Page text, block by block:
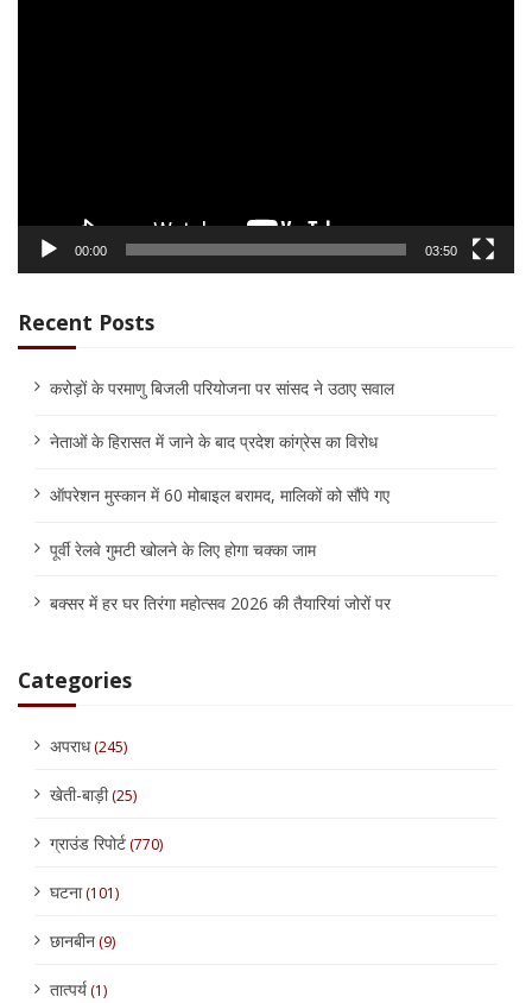
00:00 03:50
Recent Posts
करोड़ों के परमाणु बिजली परियोजना पर सांसद ने उठाए सवाल
नेताओं के हिरासत में जाने के बाद प्रदेश कांग्रेस का विरोध
ऑपरेशन मुस्कान में 60 मोबाइल बरामद, मालिकों को सौंपे गए
पूर्वी रेलवे गुमटी खोलने के लिए होगा चक्का जाम
बक्सर में हर घर तिरंगा महोत्सव 2026 की तैयारियां जोरों पर
Categories
अपराध(245)
खेती-बाड़ी(25)
ग्राउंड रिपोर्ट(770)
घटना(101)
छानबीन(9)
तात्पर्य(1)